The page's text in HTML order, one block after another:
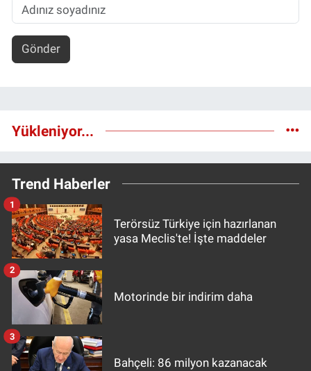
Gönder
Yükleniyor...
Trend Haberler
Terörsüz Türkiye için hazırlanan
yasa Meclis'te! İşte maddeler
1
Motorinde bir indirim daha
2
Bahçeli: 86 milyon kazanacak
3